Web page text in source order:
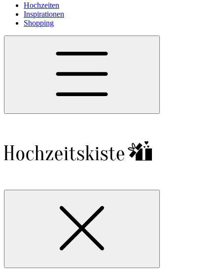
Hochzeiten
Inspirationen
Shopping